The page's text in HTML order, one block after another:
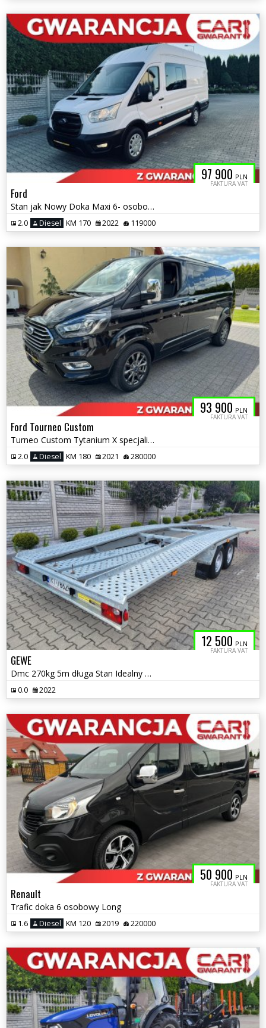
97 900 PLN
FAKTURA VAT
Ford
Stan jak Nowy Doka Maxi 6- osobowy Salon Polska
2.0 Diesel KM 170 2022 119000
93 900 PLN
FAKTURA VAT
Ford Tourneo Custom
Turneo Custom Tytanium X specjalistyczny dla Inwalidów
2.0 Diesel KM 180 2021 280000
12 500 PLN
FAKTURA VAT
GEWE
Dmc 270kg 5m długa Stan Idealny nowy
0.0 2022
50 900 PLN
FAKTURA VAT
Renault
Trafic doka 6 osobowy Long
1.6 Diesel KM 120 2019 220000